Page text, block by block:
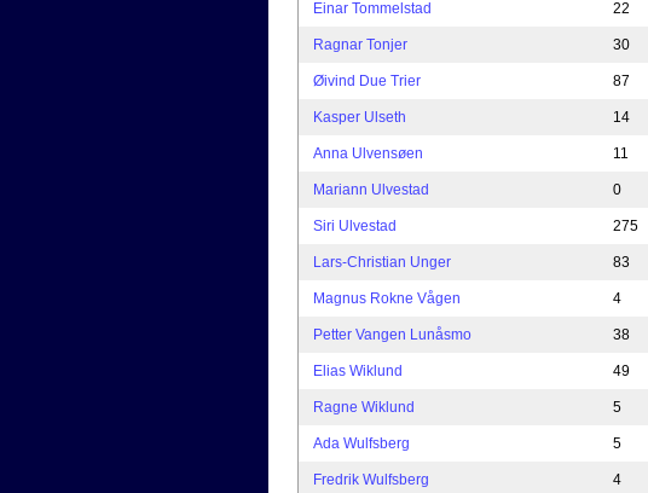
Einar Tommelstad 22
Ragnar Tonjer 30
Øivind Due Trier 87
Kasper Ulseth 14
Anna Ulvensøen 11
Mariann Ulvestad 0
Siri Ulvestad 275
Lars-Christian Unger 83
Magnus Rokne Vågen 4
Petter Vangen Lunåsmo 38
Elias Wiklund 49
Ragne Wiklund 5
Ada Wulfsberg 5
Fredrik Wulfsberg 4